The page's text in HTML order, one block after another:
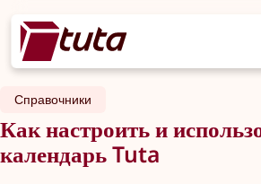
Справочники
Как настроить и
календарь Tuta